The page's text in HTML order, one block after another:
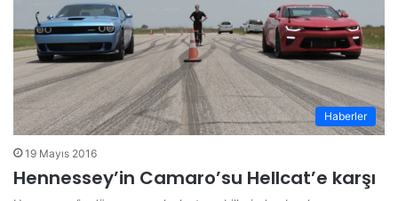
Haberler
19 Mayıs 2016
Hennessey’in Camaro’su Hellcat’e karşı